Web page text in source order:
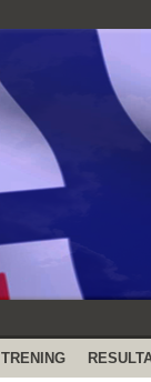
TRENING